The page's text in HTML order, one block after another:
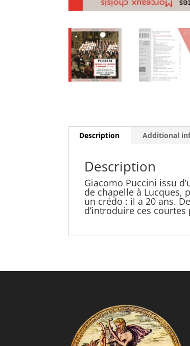
Description Additional
Description
Giacomo Puccini issu
de chapelle à Lucques,
un crédo : il a 20 ans.
d’introduire ces